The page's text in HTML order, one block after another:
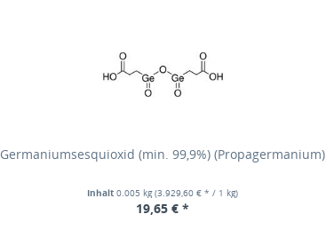
Germaniumsesquioxid (min. 99,9%) (Propagermanium)
Inhalt 0.005 kg(3.929,60 € * / 1 kg)
19,65 € *